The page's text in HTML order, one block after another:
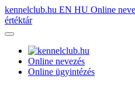
kennelclub.hu EN HU Online
értéktár
Online nevezés
Online ügyintézés